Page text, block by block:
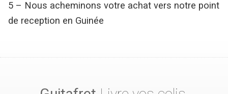
5 – Nous acheminons votre achat vers notre point
de reception en Guinée